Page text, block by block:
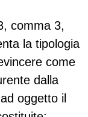
comma 3,
la tipologia
come
dalla
oggetto il